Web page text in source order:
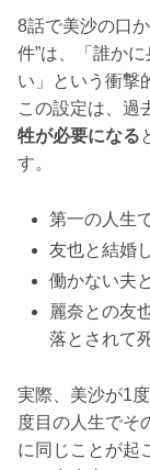
8話で美沙の口
件”は、「誰か
い」という衝撃
この設定は、過
牲が必要になる
す。
第一の人生
友也と結婚
働かない夫
麗奈との友
落とされて
実際、美沙が1
度目の人生でそ
に同じことが起